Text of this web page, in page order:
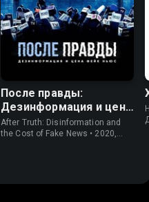
6.2 7.0
После правды:
Дезинформация и цена
фейк ньюс
After Truth: Disinformation and
the Cost of Fake News • 2020,